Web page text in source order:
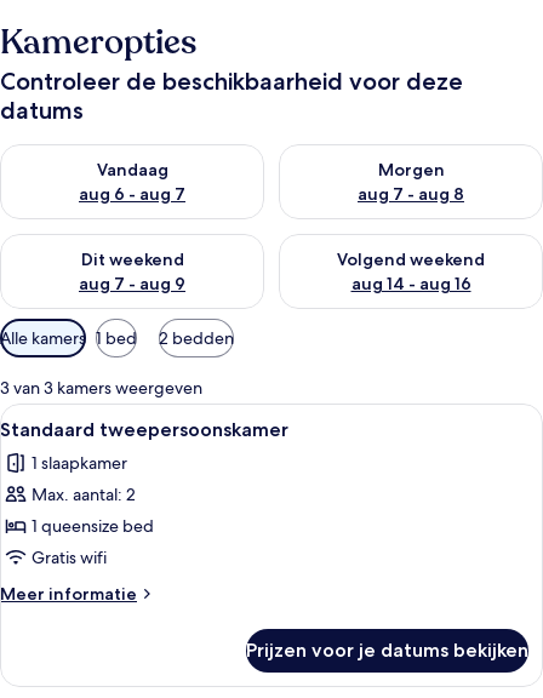
Kameropties
Controleer de beschikbaarheid voor deze
datums
Vandaag
aug 6 - aug 7
De beschikbaarheid controleren voor vanavond aug 6 - aug 7
Morgen
aug 7 - aug 8
De beschikbaarheid
Dit weekend
aug 7 - aug 9
De beschikbaarheid controleren voor dit weekend aug 7 -
Volgend weekend
aug 14 - aug 16
De beschikbaarheid
Beschikbare
filters
voor
kamers
Alle kamers 1 bed 2 bedden
3 van 3 kamers weergeven
Alle
foto's
voor
Standaard
tweepersoonskamer
laden
Een moderne hotelkamer met een
7
Standaard tweepersoonskamer
1 slaapkamer
Max. aantal: 2
1 queensize bed
Gratis wifi
Meer informatie
Meer
tweepersoonskamer
Prijzen voor je datums bekijken